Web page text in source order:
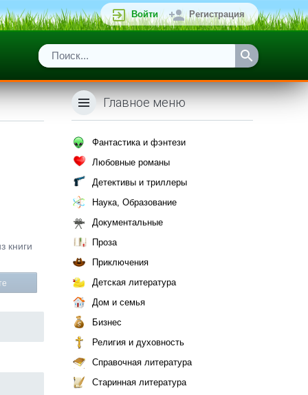
Войти Регистрация
книги
Главное меню
Фантастика и фэнтези
Любовные романы
Детективы и триллеры
Наука, Образование
Документальные
Проза
Приключения
Детская литература
Дом и семья
Бизнес
Религия и духовность
Справочная литература
Старинная литература